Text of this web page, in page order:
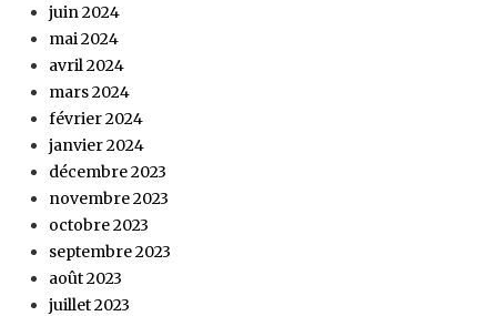
juin 2024
mai 2024
avril 2024
mars 2024
février 2024
janvier 2024
décembre 2023
novembre 2023
octobre 2023
septembre 2023
août 2023
juillet 2023